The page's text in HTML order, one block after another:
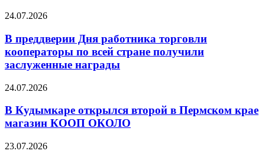
24.07.2026
В преддверии Дня работника торговли
кооператоры по всей стране получили
заслуженные награды
24.07.2026
В Кудымкаре открылся второй в Пермском крае
магазин КООП ОКОЛО
23.07.2026